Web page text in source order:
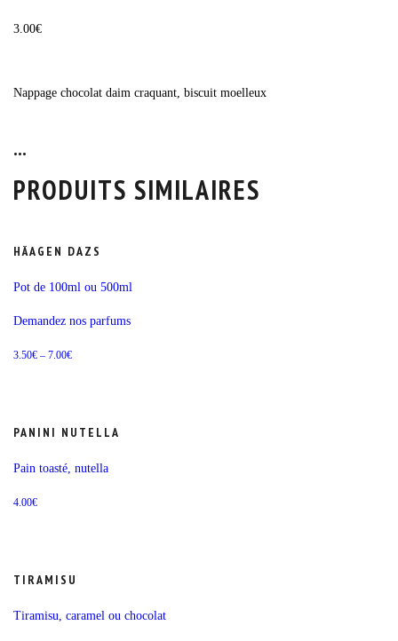
3.00€
Nappage chocolat daim craquant, biscuit moelleux
...
PRODUITS SIMILAIRES
HÄAGEN DAZS
Pot de 100ml ou 500ml
Demandez nos parfums
3.50€ – 7.00€
PANINI NUTELLA
Pain toasté, nutella
4.00€
TIRAMISU
Tiramisu, caramel ou chocolat